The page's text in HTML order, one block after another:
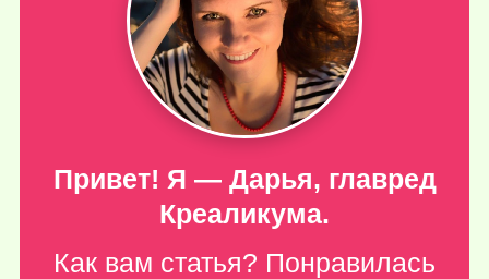
Привет! Я — Дарья, главред
Креаликума.
Как вам статья? Понравилась